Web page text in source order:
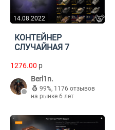
14.08.2022
КОНТЕЙНЕР
СЛУЧАЙНАЯ 7
1276.00 p
Berl1n.
99%, 1176 отзывов
на рынке 6 лет